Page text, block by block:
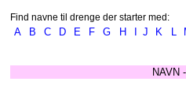
Find navne til drenge der starter med:
A B C D E F G H J K L
NAVN